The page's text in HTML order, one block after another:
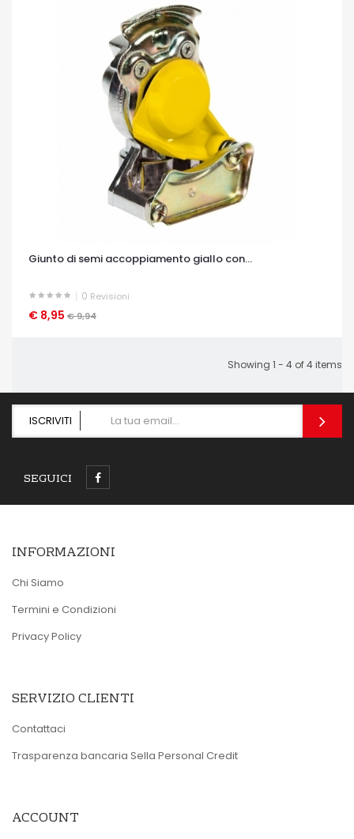
Giunto di semi accoppiamento giallo con...
0 Revisioni
€ 8,95 € 9,94
OCCHIATA VELOCE
Showing 1 - 4 of 4 items
ISCRIVITI
SEGUICI
INFORMAZIONI
Chi Siamo
Termini e Condizioni
Privacy Policy
SERVIZIO CLIENTI
Contattaci
Trasparenza bancaria Sella Personal Credit
ACCOUNT